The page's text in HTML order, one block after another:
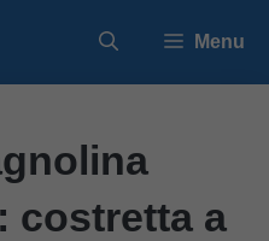
Menu
costretta a